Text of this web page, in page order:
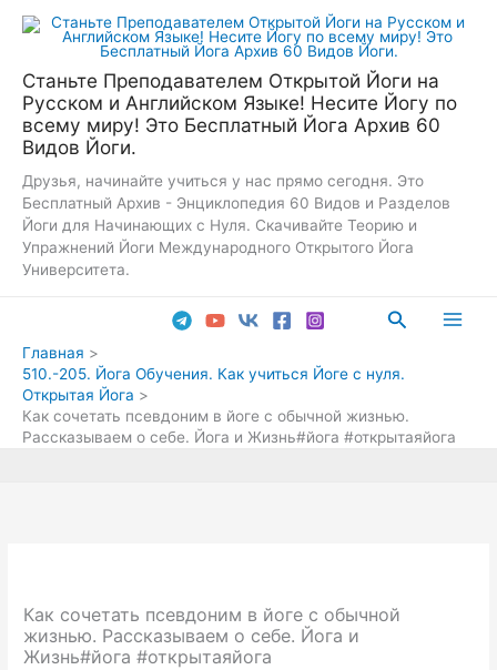
Перейти
Станьте Преподавателем Открытой Йоги на
Русском и Английском Языке! Несите Йогу по
всему миру! Это Бесплатный Йога Архив 60
Видов Йоги.
Друзья, начинайте учиться у нас прямо сегодня. Это
Бесплатный Архив - Энциклопедия 60 Видов и Разделов
Йоги для Начинающих с Нуля. Скачивайте Теорию и
Упражнений Йоги Международного Открытого Йога
Университета.
Поиск
Главная
510.-205. Йога Обучения. Как учиться Йоге с нуля.
Открытая Йога
Как сочетать псевдоним в йоге с обычной жизнью.
Рассказываем о себе. Йога и Жизнь#йога #открытаяйога
Как сочетать псевдоним в йоге с обычной
жизнью. Рассказываем о себе. Йога и
Жизнь#йога #открытаяйога